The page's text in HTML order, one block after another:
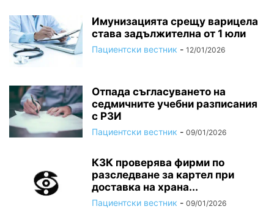
Имунизацията срещу варицела
става задължителна от 1 юли
Пациентски вестник - 12/01/2026
Отпада съгласуването на
седмичните учебни разписания
с РЗИ
Пациентски вестник - 09/01/2026
КЗК проверява фирми по
разследване за картел при
доставка на храна...
Пациентски вестник - 09/01/2026